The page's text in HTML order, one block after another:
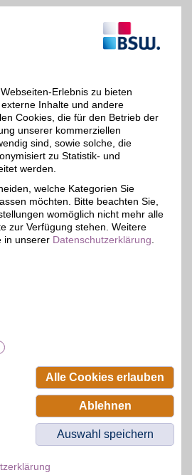
Zum Partnerprofil
jährigen Erfahrung und
Tradition sowie einer
exklusiven Auswahl
hochwertiger
Fitnessartikel, Fahrräder,
Bekleidungsartikel und
GmbH.
Erlebnis zu bieten
Inhalte und andere
Cookies, die für den Betrieb der
unserer kommerziellen
sind, sowie solche, die
zu Statistik- und
werden.
welche Kategorien Sie
möchten. Bitte beachten Sie,
womöglich nicht mehr alle
zur Verfügung stehen. Weitere
in unserer Datenschutzerklärung
Alle Cookies erlauben
Ablehnen
Auswahl speichern